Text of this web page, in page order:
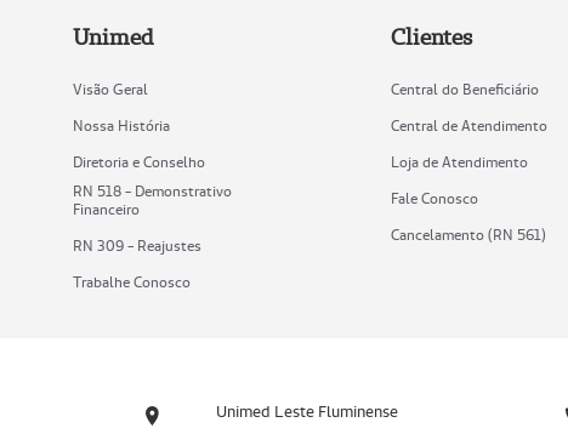
Unimed
Visão Geral
Nossa História
Diretoria e Conselho
RN 518 - Demonstrativo
Financeiro
RN 309 - Reajustes
Trabalhe Conosco
Clientes
Central do Beneficiário
Central de Atendimento
Loja de Atendimento
Fale Conosco
Cancelamento (RN 561)
Unimed Leste Fluminense